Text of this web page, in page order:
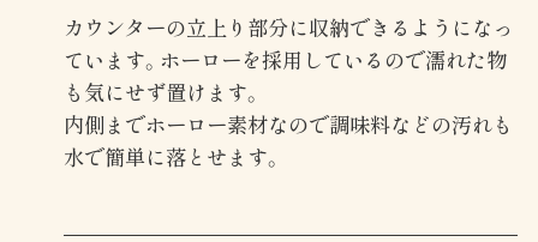
カウンターの立上り部分に収納できるようになっ
ています。ホーローを採用しているので濡れた物
も気にせず置けます。
内側までホーロー素材なので調味料などの汚れも
水で簡単に落とせます。